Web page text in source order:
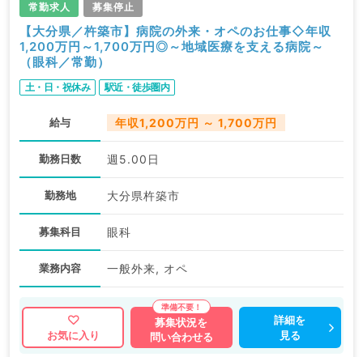
常勤求人 募集停止
【大分県／杵築市】病院の外来・オペのお仕事◇年収
1,200万円～1,700万円◎～地域医療を支える病院～
（眼科／常勤）
土・日・祝休み 駅近・徒歩圏内
給与 年収1,200万円 ～ 1,700万円
勤務日数 週5.00日
勤務地 大分県杵築市
募集科目 眼科
業務内容 一般外来, オペ
お気に入り
募集状況を
問い合わせる
詳細を
見る